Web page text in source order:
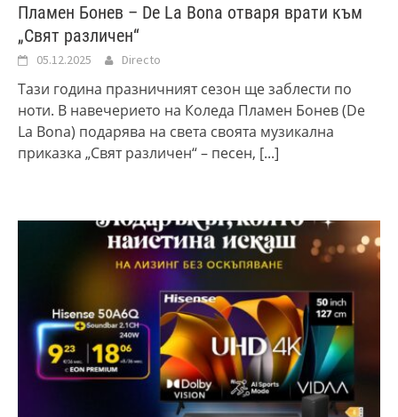
Пламен Бонев – De La Bona отваря врати към
„Свят различен“
05.12.2025 Directo
Тази година празничният сезон ще заблести по
ноти. В навечерието на Коледа Пламен Бонев (De
La Bona) подарява на света своята музикална
приказка „Свят различен“ – песен, [...]